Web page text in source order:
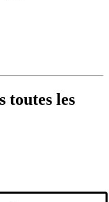
toutes les